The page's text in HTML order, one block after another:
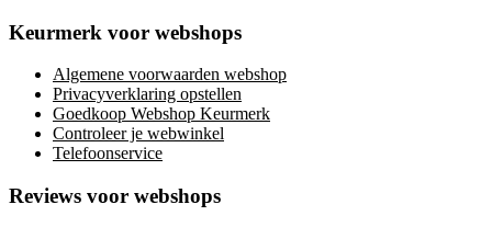
Keurmerk voor webshops
Algemene voorwaarden webshop
Privacyverklaring opstellen
Goedkoop Webshop Keurmerk
Controleer je webwinkel
Telefoonservice
Reviews voor webshops